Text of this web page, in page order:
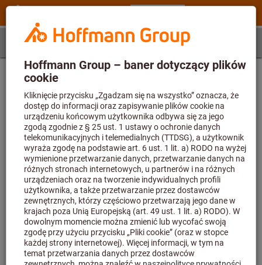
Etap 1 Artykuł
Określenie artykułu
Najpierw wpisz numer artykułu, a następnie wybierz
rozmiar
Numer artykułu (6-cyfrowy)
Niemożliwe znalezienie artykułu o numerze U10 23300 lub obliczenie
parametrów zastosowania. Wartość parametru przekracza dozwoloną
długość maksymalną 6.
Rozmiar
Brak wartości parametru lub wartość jest pusta.